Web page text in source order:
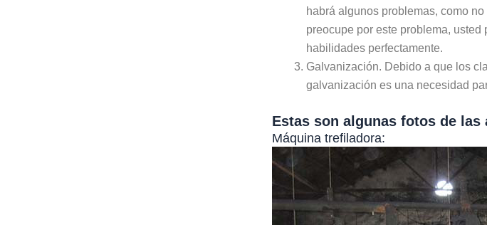
habrá algunos problemas, como
preocupe por este problema,
habilidades perfectamente.
Galvanización. Debido a que los
galvanización es una necesidad
Estas son algunas fotos de
Máquina trefiladora: